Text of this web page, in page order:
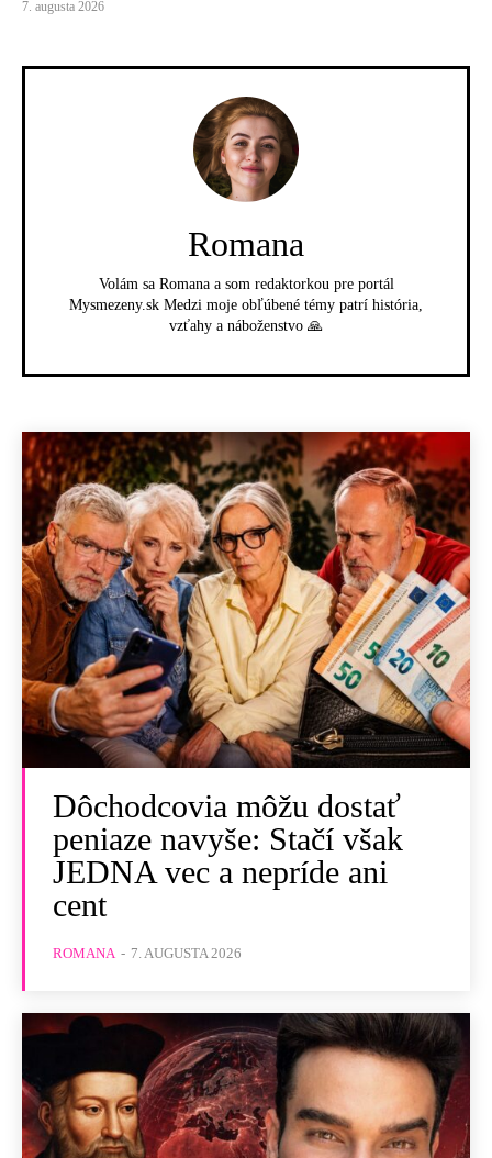
7. augusta 2026
Romana
Volám sa Romana a som redaktorkou pre portál
Mysmezeny.sk Medzi moje obľúbené témy patrí história,
vzťahy a náboženstvo 🙏
Dôchodcovia môžu dostať
peniaze navyše: Stačí však
JEDNA vec a nepríde ani
cent
ROMANA - 7. AUGUSTA 2026